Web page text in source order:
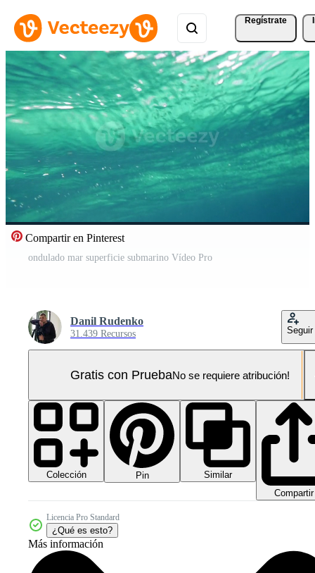
Regístrate
Compartir en Pinterest
ondulado mar superficie submarino Vídeo Pro
Danil Rudenko
31.439 Recursos Seguir
Gratis con PruebaNo se requiere atribución!
Colección Pin
Similar
Compartir
Licencia Pro Standard
¿Qué es esto?
Más información